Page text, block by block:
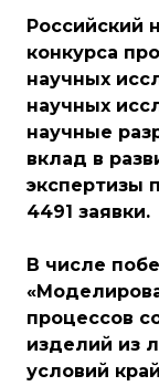
Российский
конкурса
научных
научных
научные
вклад в
экспертизы
4491 заявки.
В числе
процессов
изделий из
условий